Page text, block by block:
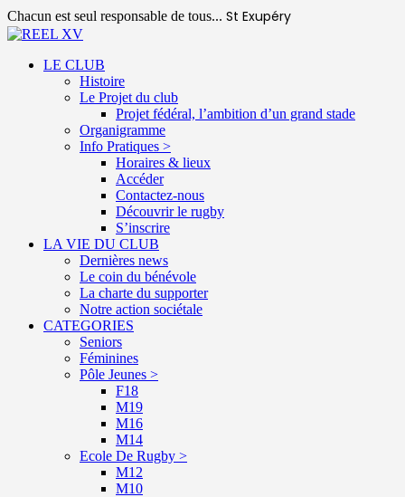
Chacun est seul responsable de tous... St Exupéry
LE CLUB
Histoire
Le Projet du club
Projet fédéral, l’ambition d’un grand stade
Organigramme
Info Pratiques >
Horaires & lieux
Accéder
Contactez-nous
Découvrir le rugby
S’inscrire
LA VIE DU CLUB
Dernières news
Le coin du bénévole
La charte du supporter
Notre action sociétale
CATEGORIES
Seniors
Féminines
Pôle Jeunes >
F18
M19
M16
M14
Ecole De Rugby >
M12
M10